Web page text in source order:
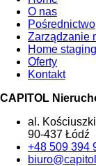
O nas
Pośrednictwo
Zarządzanie
Home staging
Oferty
Kontakt
CAPITOL
al.
90-437 Łódź
+48 509 394